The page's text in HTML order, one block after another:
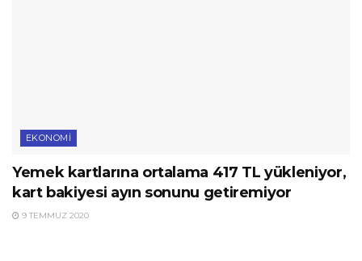
EKONOMI
Yemek kartlarına ortalama 417 TL yükleniyor,
kart bakiyesi ayın sonunu getiremiyor
9 TEMMUZ 2020